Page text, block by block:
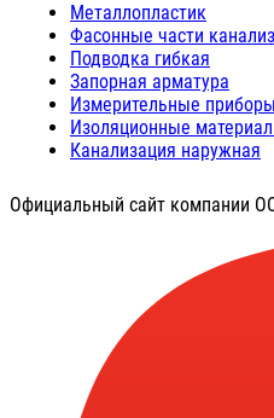
Металлопластик
Фасонные части
Подводка гибкая
Запорная арматура
Измерительные приборы
Изоляционные
Канализация наружная
Официальный сайт компании